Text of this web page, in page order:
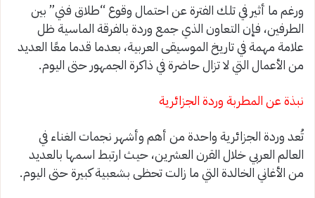
ورغم ما أثير في تلك الفترة عن احتمال وقوع “طلاق فني” بين
الطرفين، فإن التعاون الذي جمع وردة بالفرقة الماسية ظل
علامة مهمة في تاريخ الموسيقى العربية، بعدما قدما معًا العديد
من الأعمال التي لا تزال حاضرة في ذاكرة الجمهور حتى اليوم.
نبذة عن المطربة وردة الجزائرية
تُعد وردة الجزائرية واحدة من أهم وأشهر نجمات الغناء في
العالم العربي خلال القرن العشرين، حيث ارتبط اسمها بالعديد
من الأغاني الخالدة التي ما زالت تحظى بشعبية كبيرة حتى اليوم.